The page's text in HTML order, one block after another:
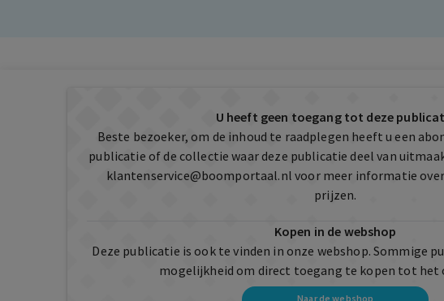
U heeft geen toegang tot deze
Beste bezoeker, om de inhoud te raadplegen heeft u een
publicatie of de collectie waar deze publicatie deel van
klantenservice@boomportaal.nl voor meer informatie
prijzen.
Kopen in de webshop
Deze publicatie is ook te vinden in onze webshop. Sommige
mogelijkheid om direct toegang te kopen tot het
Naar de webshop